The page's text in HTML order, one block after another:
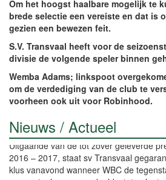
Om het hoogst haalbare mogelijk te
brede selectie een vereiste en dat is
gezien een bewezen feit.
S.V. Transvaal heeft voor de
divisie de volgende speler binnen
Wemba Adams; linkspoot
om de verdediging van de club te
voorheen ook uit voor Robinhood.
Nieuws / Actueel
Transvaal pakt broodnodige